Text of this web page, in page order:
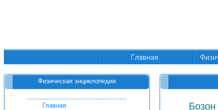
Физическая энциклопедия
Главная
Бозон